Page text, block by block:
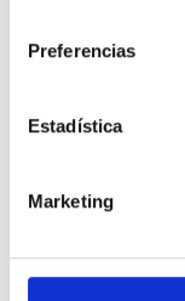
Preferencias
Estadística
Marketing